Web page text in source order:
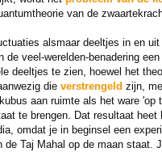
van de
alsmaar deeltjes in en
veel-werelden-benadering
deeltjes te zien, hoewel het
die verstrengeld zijn,
aan ruimte als het ware
te brengen. Dat resultaat heet
omdat je in beginsel een
Taj Mahal op de maan staat.